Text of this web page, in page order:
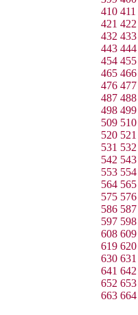
410 411
421 422
432 433
443 444
454 455
465 466
476 477
487 488
498 499
509 510
520 521
531 532
542 543
553 554
564 565
575 576
586 587
597 598
608 609
619 620
630 631
641 642
652 653
663 664